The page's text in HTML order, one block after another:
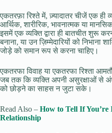
एकतरफ़ा रिश्ते में, ज़्यादातर चीजें एक ही
आर्थिक, शारीरिक, भावनात्मक या
इसमें एक व्यक्ति द्वारा ही बातचीत शुरू
बनाना, या उन ज़िम्मेदारियों को निभाना
जोड़े को समान रूप से करना चाहिए।
एकतरफा विवाह या एकतरफा रिश्ता
जब तक कि व्यक्ति अपनी असुरक्षाओं से
को छोड़ने का साहस न जुटा सके।
Read Also – How to Tell If You’re
Relationship